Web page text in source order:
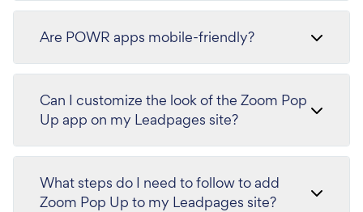
Are POWR apps mobile-friendly?
Can I customize the look of the Zoom Pop
Up app on my Leadpages site?
What steps do I need to follow to add
Zoom Pop Up to my Leadpages site?